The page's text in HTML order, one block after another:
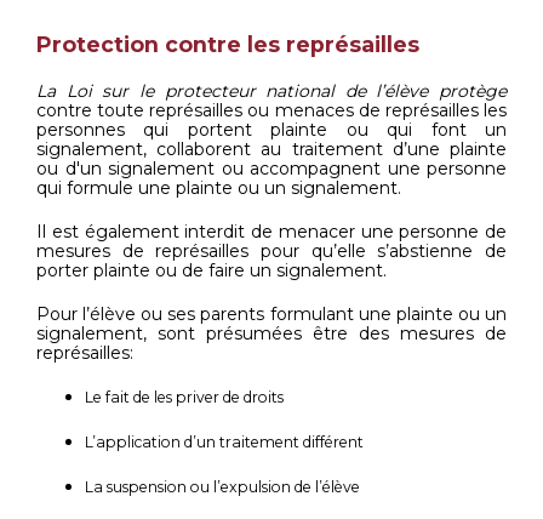
Protection contre les représailles
La Loi sur le protecteur national de l’élève protège
contre toute représailles ou menaces de représailles les
personnes qui portent plainte ou qui font un
signalement, collaborent au traitement d’une plainte
ou d'un signalement ou accompagnent une personne
qui formule une plainte ou un signalement.
Il est également interdit de menacer une personne de
mesures de représailles pour qu’elle s’abstienne de
porter plainte ou de faire un signalement.
Pour l’élève ou ses parents formulant une plainte ou un
signalement, sont présumées être des mesures de
représailles:
Le fait de les priver de droits
L’application d’un traitement différent
La suspension ou l’expulsion de l’élève